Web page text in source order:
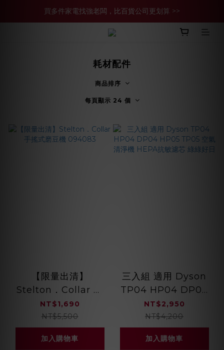
買多件家電找強老闆，比百貨公司更划算 >>
買多件家電找強老闆，比百貨公司更划算 >>
官網現金轉帳優惠 結帳輸【YHH02】再享2%優惠
耗材配件
商品排序
每頁顯示 24 個
【限量出清】
Stelton．Collar 手
搖式磨豆機 094083
NT$1,690
NT$5,500
加入購物車
三入組 適用 Dyson
TP04 HP04 DP04
HP05 TP05 空氣清
淨機 HEPA抗敏濾芯
綠綠好日
NT$2,950
NT$4,200
加入購物車